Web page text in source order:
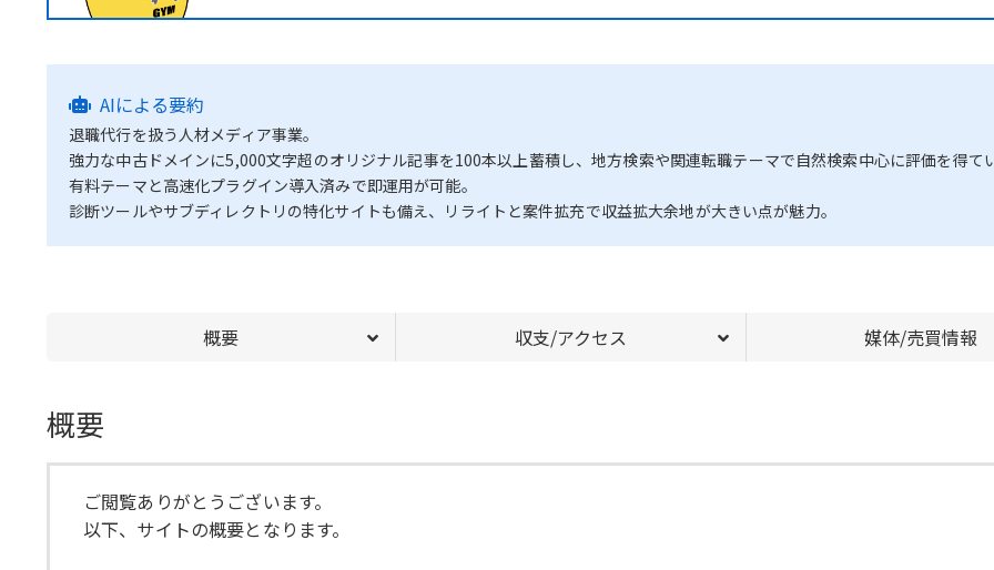
AIによる要約
退職代行を扱う人材メディア事業。
強力な中古ドメインに5,000文字超のオリジナル記事を100本以上蓄積し、地方検索や関連転職テーマで自然検索中心に評価を得て
有料テーマと高速化プラグイン導入済みで即運用が可能。
診断ツールやサブディレクトリの特化サイトも備え、リライトと案件拡充で収益拡大余地が大きい点が魅力。
概要 収支/アクセス 媒体/売買情報
概要
ご閲覧ありがとうございます。
以下、サイトの概要となります。